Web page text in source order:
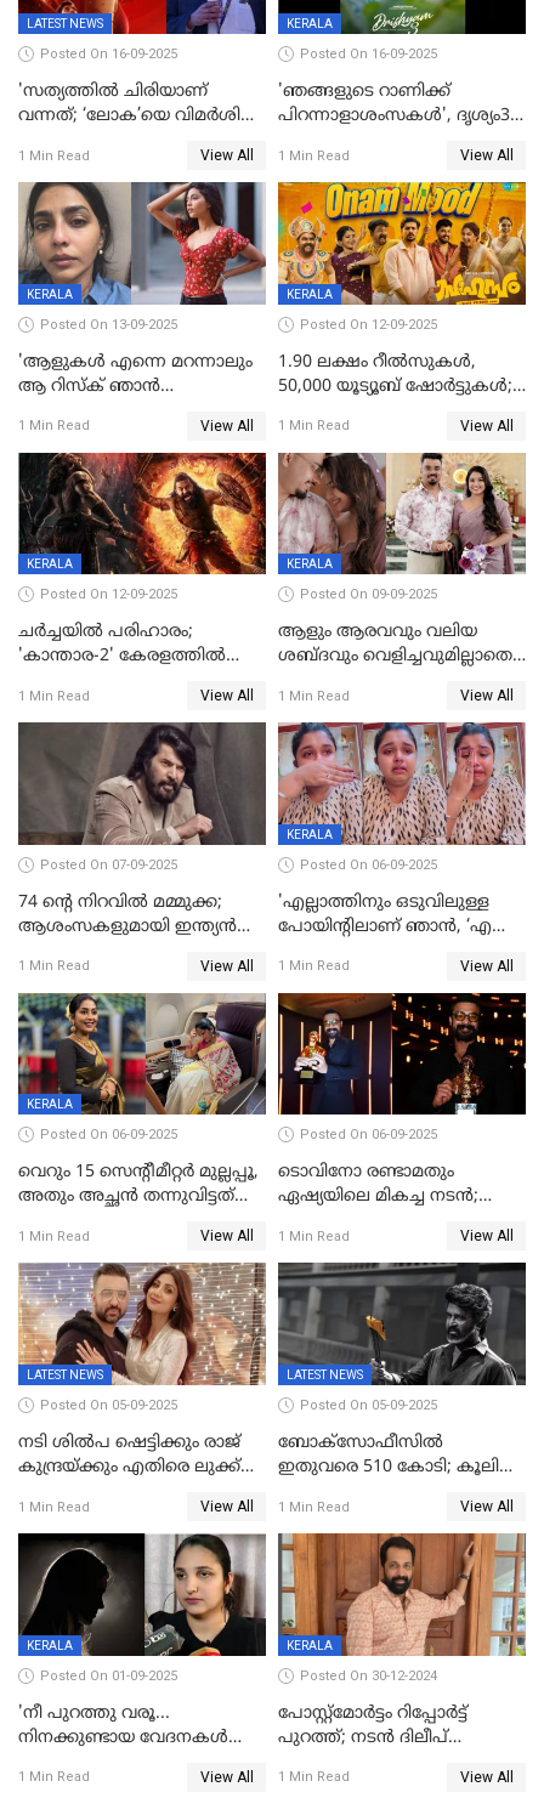
LATEST NEWS
Posted On 16-09-2025
'സത്യത്തിൽ ചിരിയാണ്
വന്നത്; ‘ലോക’യെ വിമർശിച്ച്
1 Min Read View All
KERALA
Posted On 16-09-2025
'ഞങ്ങളുടെ റാണിക്ക്
പിറന്നാളാശംസകൾ', ദൃശ്യം3-
പോസ്റ്റർ പുറത്തുവിട്ടു
1 Min Read View All
KERALA
Posted On 13-09-2025
'ആളുകള്‍ എന്നെ മറന്നാലും
ആ റിസ്ക് ഞാൻ
മനസിലായി, കടുത്ത
തീരുമാനവുമായി ഐശ്വര്യ
ലക്ഷ്മി
1 Min Read View All
KERALA
Posted On 12-09-2025
1.90 ലക്ഷം റീല്‍സുകള്‍,
50,000 യൂട്യൂബ് ഷോര്‍ട്ടുകള്‍;
ഹിറ്റായി ഓണം മൂഡ് ഗാനം
1 Min Read View All
KERALA
Posted On 12-09-2025
ചർച്ചയിൽ പരിഹാരം;
'കാന്താര-2' കേരളത്തിൽ
ഫിയോക്ക്
1 Min Read View All
KERALA
Posted On 09-09-2025
ആളും ആരവവും വലിയ
ശബ്ദവും വെളിച്ചവുമില്ലാതെ
വിവാഹിതയായെന്ന്‌ നടി ​
ഗ്രേസ് ആന്റണി
1 Min Read View All
Posted On 07-09-2025
74 ന്റെ നിറവിൽ മമ്മുക്ക;
ആശംസകളുമായി ഇന്ത്യൻ
1 Min Read View All
KERALA
Posted On 06-09-2025
'എല്ലാത്തിനും ഒടുവിലുള്ള
പോയിന്റിലാണ് ഞാൻ, ‘എന്‍റെ
സ്നേഹിച്ചയാള്‍ തന്നെ
വഞ്ചിച്ചുപോയി’, ലൈവ്
വിഡിയോയിൽ
പൊട്ടിക്കരഞ്ഞ് നടി
1 Min Read View All
KERALA
Posted On 06-09-2025
വെറും 15 സെന്റീമീറ്റര്‍ മുല്ലപ്പൂ,
അതും അച്ഛൻ തന്നുവിട്ടത്
ലക്ഷം രൂപ പിഴ; നവ്യ
28ദിവസത്തിനകം പിഴ
അടയ്ക്കണം
1 Min Read View All
Posted On 06-09-2025
ടൊവിനോ രണ്ടാമതും
ഏഷ്യയിലെ മികച്ച നടന്‍;
പുരസ്‌കാരം
1 Min Read View All
LATEST NEWS
Posted On 05-09-2025
നടി ശിൽപ ഷെട്ടിക്കും രാജ്
കുന്ദ്രയ്ക്കും എതിരെ ലുക്ക്
1 Min Read View All
LATEST NEWS
Posted On 05-09-2025
ബോക്സോഫീസിൽ
ഇതുവരെ 510 കോടി; കൂലി
തീയതി പുറത്ത്
1 Min Read View All
KERALA
Posted On 01-09-2025
'നീ പുറത്തു വരൂ...
നിനക്കുണ്ടായ വേദനകള്‍
'കരയേണ്ടതും ഒറ്റപ്പെടേണ്ടതും
1 Min Read View All
KERALA
Posted On 30-12-2024
പോസ്റ്റ്‌മോര്‍ട്ടം റിപ്പോര്‍ട്ട്
പുറത്ത്; നടൻ ദിലീപ്
ആന്തരിക രക്തസ്രാവം
1 Min Read View All